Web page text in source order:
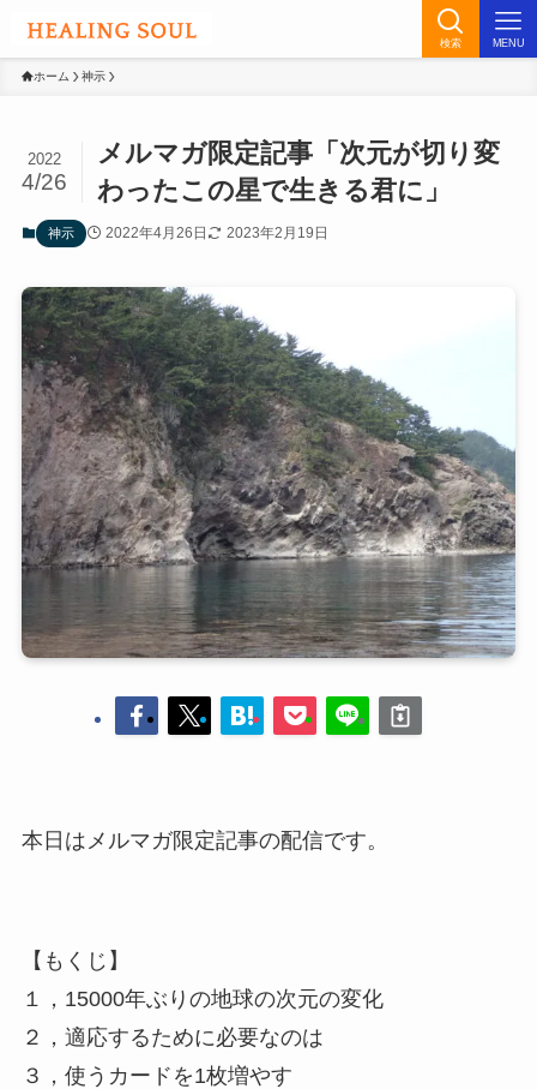
検索 MENU
ホーム 神示
メルマガ限定記事「次元が切り変
わったこの星で生きる君に」
2022
4/26
神示 2022年4月26日 2023年2月19日
本日はメルマガ限定記事の配信です。
【もくじ】
１，15000年ぶりの地球の次元の変化
２，適応するために必要なのは
３，使うカードを1枚増やす